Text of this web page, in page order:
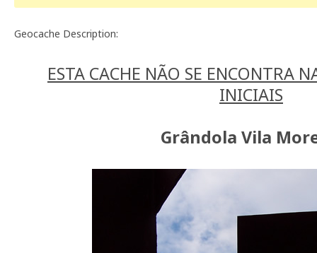
Geocache Description:
ESTA CACHE NÃO SE ENCONTRA
INICIAIS
Grândola Vila